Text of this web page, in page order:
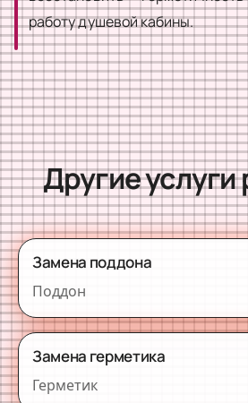
работу душевой кабины.
Другие
Замена поддона
Поддон
Замена герметика
Герметик